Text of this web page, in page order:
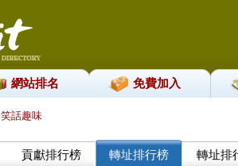
網站排名 免費加入
笑話趣味
貢獻排行榜 轉址排行榜 轉址排